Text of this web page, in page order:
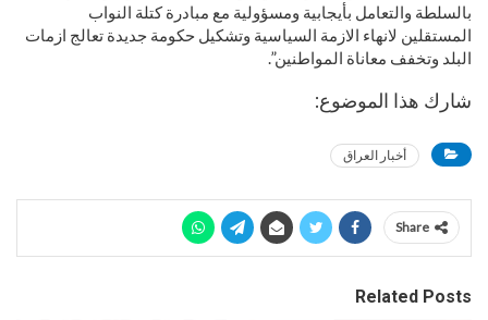
بالسلطة والتعامل بأيجابية ومسؤولية مع مبادرة كتلة النواب
المستقلين لانهاء الازمة السياسية وتشكيل حكومة جديدة تعالج ازمات
البلد وتخفف معاناة المواطنين”.
شارك هذا الموضوع:
أخبار العراق
Share
Related Posts